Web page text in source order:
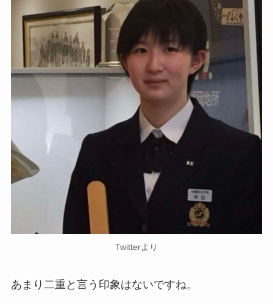
Twitterより
あまり二重と言う印象はないですね。